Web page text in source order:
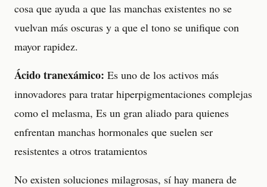
cosa que ayuda a que las manchas existentes no se
vuelvan más oscuras y a que el tono se unifique con
mayor rapidez.
Ácido tranexámico: Es uno de los activos más
innovadores para tratar hiperpigmentaciones complejas
como el melasma, Es un gran aliado para quienes
enfrentan manchas hormonales que suelen ser
resistentes a otros tratamientos
No existen soluciones milagrosas, sí hay manera de